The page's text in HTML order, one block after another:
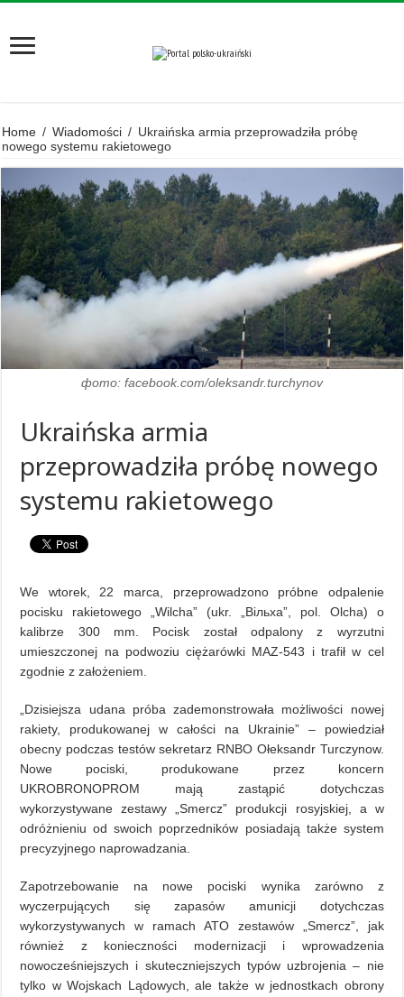
Home / Wiadomości / Ukraińska armia przeprowadziła próbę
nowego systemu rakietowego
фото: facebook.com/oleksandr.turchynov
Ukraińska armia
przeprowadziła próbę nowego
systemu rakietowego
We wtorek, 22 marca, przeprowadzono próbne odpalenie
pocisku rakietowego „Wilcha” (ukr. „Вільха”, pol. Olcha) o
kalibrze 300 mm. Pocisk został odpalony z wyrzutni
umieszczonej na podwoziu ciężarówki МAZ-543 i trafił w cel
zgodnie z założeniem.
„Dzisiejsza udana próba zademonstrowała możliwości nowej
rakiety, produkowanej w całości na Ukrainie” – powiedział
obecny podczas testów sekretarz RNBO Ołeksandr Turczynow.
Nowe pociski, produkowane przez koncern
UKROBRONOPROM mają zastąpić dotychczas
wykorzystywane zestawy „Smercz” produkcji rosyjskiej, a w
odróżnieniu od swoich poprzedników posiadają także system
precyzyjnego naprowadzania.
Zapotrzebowanie na nowe pociski wynika zarówno z
wyczerpujących się zapasów amunicji dotychczas
wykorzystywanych w ramach ATO zestawów „Smercz”, jak
również z konieczności modernizacji i wprowadzenia
nowocześniejszych i skuteczniejszych typów uzbrojenia – nie
tylko w Wojskach Lądowych, ale także w jednostkach obrony